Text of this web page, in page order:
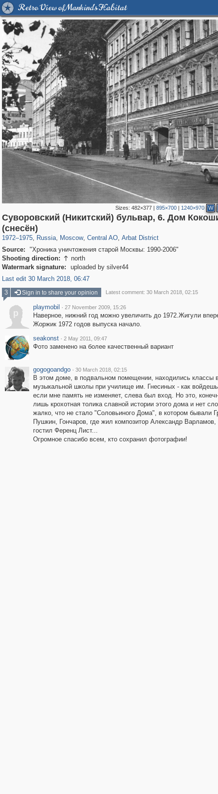
Retro View of Mankind's Habitat
Sizes: 482×377| 895×700| 1240×970 W
Суворовский (Никитский) бульвар, 6. Дом
(снесён)
1972–1975, Russia, Moscow
319,878
, Central AO, Arbat District
Source:
"Хроника уничтожения старой Москвы: 1990-2006"
Shooting direction:  north
Watermark signature:
uploaded by silver44
Last edit 30 March 2018, 06:47
3
Sign in to share your opinion Latest comment: 30 March 2018, 02:15
p
playmobil · 27 November 2009, 15:26
Наверное, нижний год можно увеличить до 1972.Жигули
Жоржик 1972 годов выпуска начало.
seakonst · 2 May 2011, 09:47
Фото заменено на более качественный вариант
gogogoandgo · 30 March 2018, 02:15
В этом доме, в подвальном помещении, находились классы
музыкальной школы при училище им. Гнесиных - как
если мне память не изменяет, слева был вход. Но это,
лишь крохотная толика славной истории этого дома и нет
жалко, что не стало "Соловьиного Дома", в котором бывали
Пушкин, Гончаров, где жил композитор Александр Варламов,
гостил Ференц Лист...
Огромное спасибо всем, кто сохранил фотографии!